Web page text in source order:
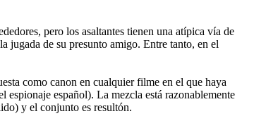
pero los asaltantes tienen una atípica vía de
jugada de su presunto amigo. Entre tanto, en el
como canon en cualquier filme en el que haya
español). La mezcla está razonablemente
y el conjunto es resultón.